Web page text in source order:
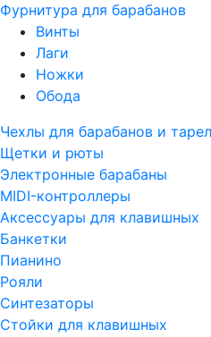
Фурнитура для барабанов
Винты
Лаги
Ножки
Обода
Чехлы для барабанов и
Щетки и рюты
Электронные барабаны
MIDI-контроллеры
Аксессуары для клавишных
Банкетки
Пианино
Рояли
Синтезаторы
Стойки для клавишных